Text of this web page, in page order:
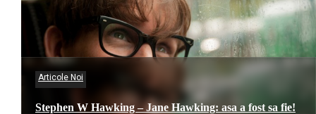
Articole Noi
Stephen W Hawking – Jane Hawking: asa a fost sa fie!